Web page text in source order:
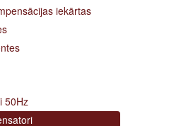
iekārtas
50Hz